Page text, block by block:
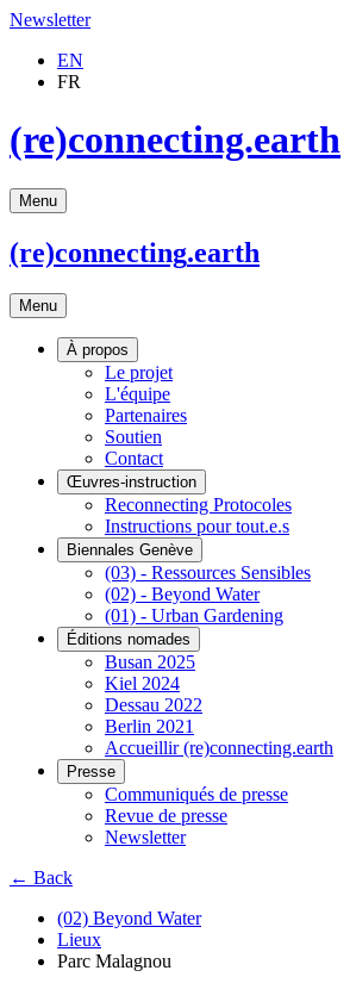
Newsletter
EN
FR
(re)connecting.earth
Menu
(re)connecting.earth
Menu
À propos
Le projet
L'équipe
Partenaires
Soutien
Contact
Œuvres-instruction
Reconnecting Protocoles
Instructions pour tout.e.s
Biennales Genève
(03) - Ressources Sensibles
(02) - Beyond Water
(01) - Urban Gardening
Éditions nomades
Busan 2025
Kiel 2024
Dessau 2022
Berlin 2021
Accueillir (re)connecting.earth
Presse
Communiqués de presse
Revue de presse
Newsletter
← Back
(02) Beyond Water
Lieux
Parc Malagnou